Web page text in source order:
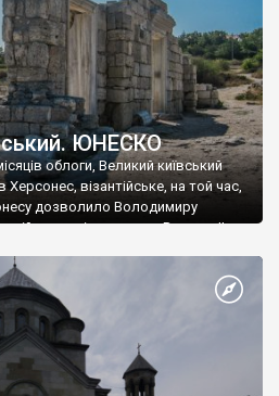
ЮНЕСКО
облоги, Великий київський
візантійське, на той час,
дозволило Володимиру
імператору Василю ІІ, та
став Василем-християнином.
На честь Херсонесу Таврійського